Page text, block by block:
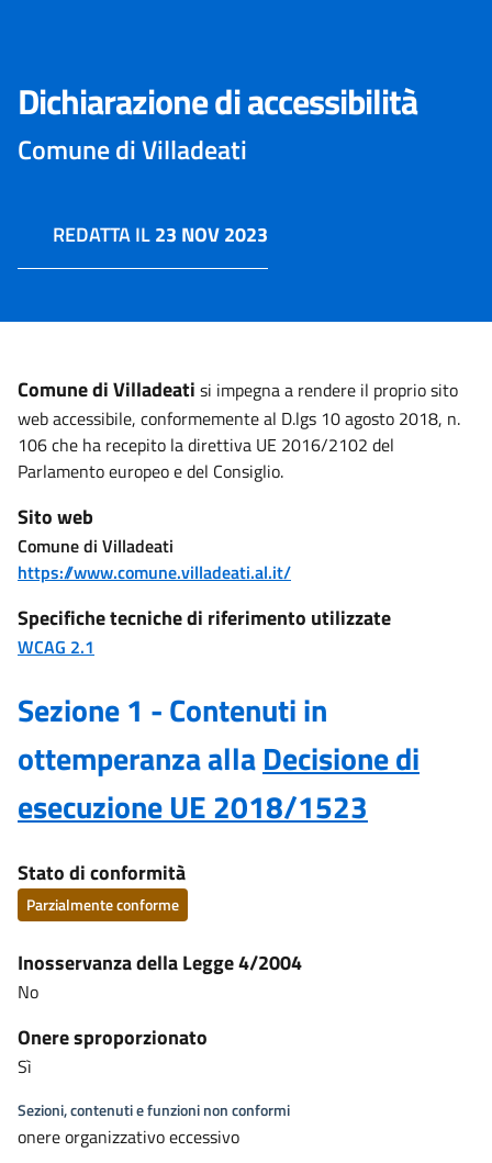
Dichiarazione di accessibilità
Comune di Villadeati
REDATTA IL23 NOV 2023
Comune di Villadeati si impegna a rendere il proprio sito
web accessibile, conformemente al D.lgs 10 agosto 2018, n.
106 che ha recepito la direttiva UE 2016/2102 del
Parlamento europeo e del Consiglio.
Sito web
Comune di Villadeati
https://www.comune.villadeati.al.it/
Specifiche tecniche di riferimento utilizzate
WCAG 2.1
Sezione 1 - Contenuti in
ottemperanza allaDecisione di
esecuzione UE 2018/1523
Stato di conformità
Parzialmente conforme
Inosservanza della Legge 4/2004
No
Onere sproporzionato
Sì
Sezioni, contenuti e funzioni non conformi
onere organizzativo eccessivo